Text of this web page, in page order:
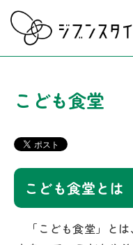
こども食堂
こども食堂とは
「こども食堂」と